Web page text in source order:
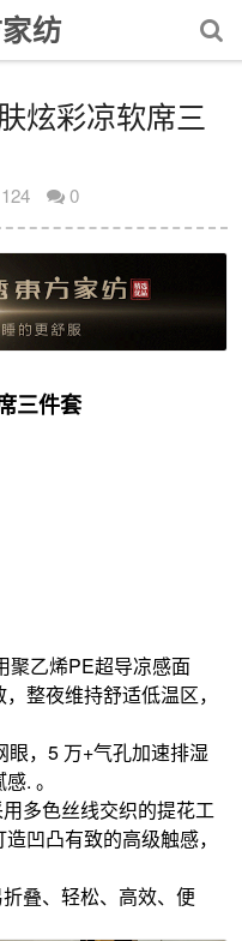
纺
炫彩凉软席三
124 0
三件套
聚乙烯PE超导凉感面
整夜维持舒适低温区，
，5 万+气孔加速排湿
. 。
多色丝线交织的提花工
凹凸有致的高级触感，
叠、轻松、高效、便